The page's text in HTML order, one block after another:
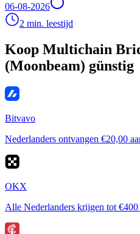
06-08-2026
2 min. leestijd
Koop Multichain
(Moonbeam) günstig
Bitvavo
Nederlanders ontvangen €20,00
OKX
Alle Nederlanders krijgen tot